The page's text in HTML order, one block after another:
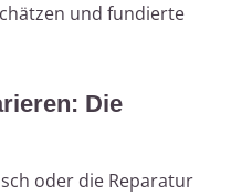
und fundierte
Die
oder die Reparatur